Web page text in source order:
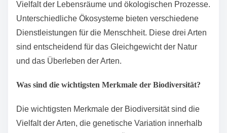
Vielfalt der Lebensräume und ökologischen Prozesse.
Unterschiedliche Ökosysteme bieten verschiedene
Dienstleistungen für die Menschheit. Diese drei Arten
sind entscheidend für das Gleichgewicht der Natur
und das Überleben der Arten.
Was sind die wichtigsten Merkmale der Biodiversität?
Die wichtigsten Merkmale der Biodiversität sind die
Vielfalt der Arten, die genetische Variation innerhalb